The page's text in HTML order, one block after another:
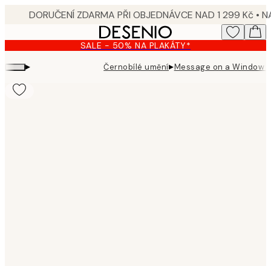
content.
SALE - 50% NA PLAKÁTY*
▸ Černobílé umění▸Message on a Window